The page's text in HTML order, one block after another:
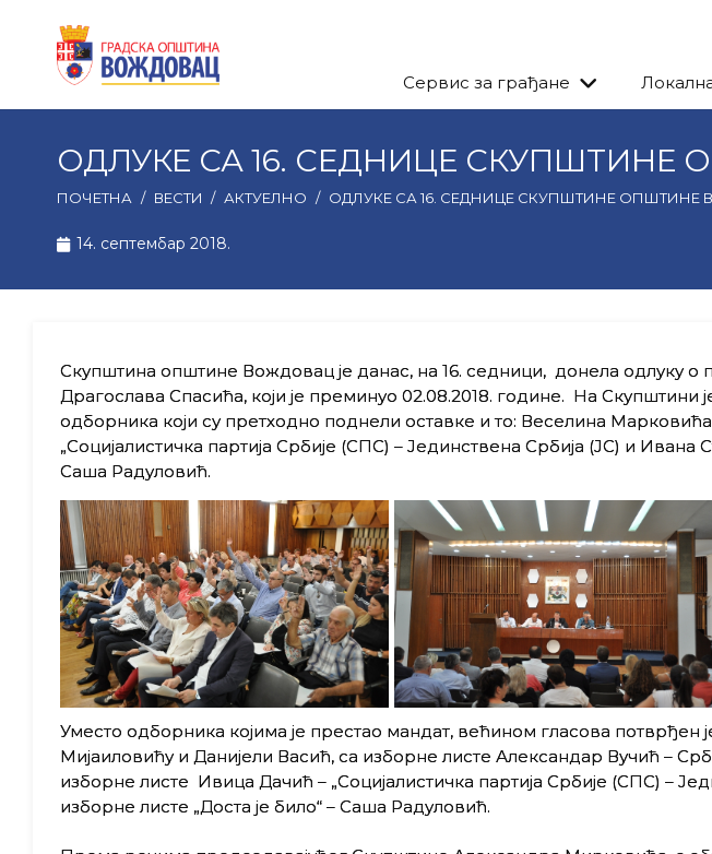
Сервис за грађане
ОДЛУКЕ СА 16. СЕДНИЦЕ
ПОЧЕТНА / ВЕСТИ / АКТУЕЛНО / ОДЛУКЕ СА 16. СЕДНИЦЕ СКУПШТИНЕ ОПШТИНЕ
14. септембар 2018.
Скупштина општине Вождовац је данас, на 16. седници, донела одлуку о
Драгослава Спасића, који је преминуо 02.08.2018. године. На Скупштини
одборника који су претходно поднели оставке и то: Веселина
„Социјалистичка партија Србије (СПС) – Јединствена Србија (ЈС) и Ивана
Саша Радуловић.
Уместо одборника којима је престао мандат, већином гласова
Мијаиловићу и Данијели Васић, са изборне листе Александар Вучић –
изборне листе Ивица Дачић – „Социјалистичка партија Србије (СПС) –
изборне листе „Доста је било“ – Саша Радуловић.